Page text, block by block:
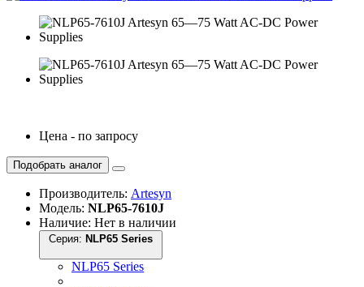
Цена - по запросу
Подобрать аналог
Производитель: Artesyn
Модель: NLP65-7610J
Наличие: Нет в наличии
Серия:
NLP65 Series